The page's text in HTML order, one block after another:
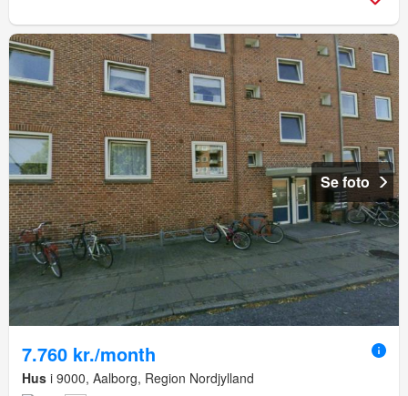
Se foto
7.760 kr./month
Hus i 9000, Aalborg, Region Nordjylland